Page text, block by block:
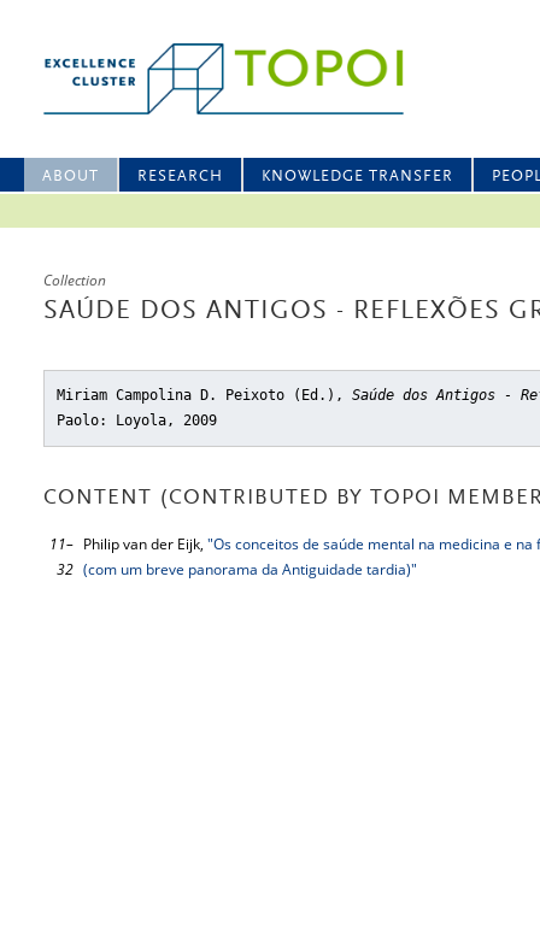
ABOUT RESEARCH KNOWLEDGE TRANSFER
Collection
SAÚDE DOS ANTIGOS - REFLEXÕES
Miriam Campolina D. Peixoto (Ed.), Saúde dos Antigos -
Paolo: Loyola, 2009
CONTENT (CONTRIBUTED BY TOPOI
11–
32
Philip van der Eijk, "Os conceitos de saúde mental na medicina e na
(com um breve panorama da Antiguidade tardia)"